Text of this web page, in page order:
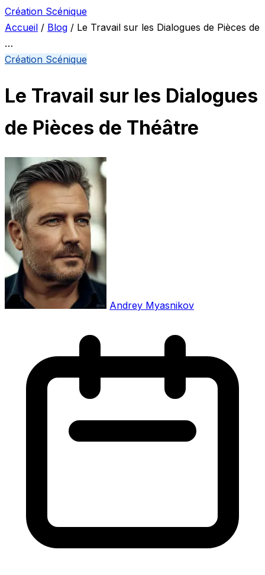
Création Scénique
Accueil / Blog / Le Travail sur les Dialogues de Pièces de
…
Création Scénique
Le Travail sur les Dialogues
de Pièces de Théâtre
Andrey Myasnikov